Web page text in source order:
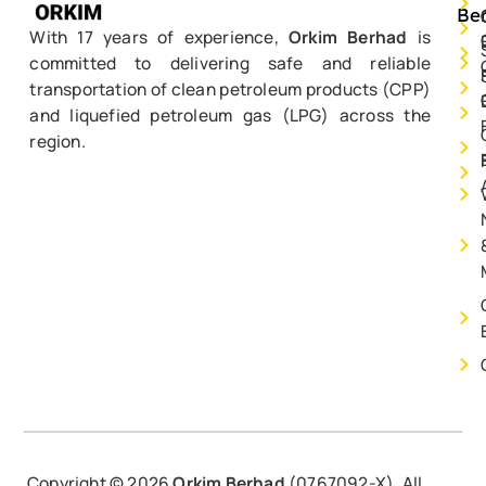
With 17 years of experience,Orkim Berhad is
committed to delivering safe and reliable
transportation of clean petroleum products (CPP)
and liquefied petroleum gas (LPG) across the
region.